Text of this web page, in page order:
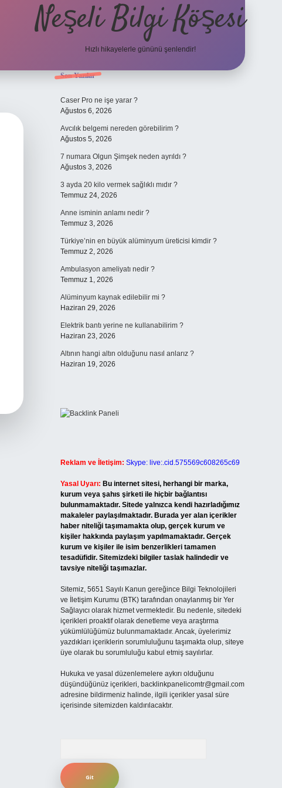
Neşeli Bilgi Köşesi
Hızlı hikayelerle gününü şenlendir!
Sidebar
Son Yazılar
Caser Pro ne işe yarar ?
Ağustos 6, 2026
Avcılık belgemi nereden görebilirim ?
Ağustos 5, 2026
7 numara Olgun Şimşek neden ayrıldı ?
Ağustos 3, 2026
3 ayda 20 kilo vermek sağlıklı mıdır ?
Temmuz 24, 2026
Anne isminin anlamı nedir ?
Temmuz 3, 2026
Türkiye’nin en büyük alüminyum üreticisi kimdir ?
Temmuz 2, 2026
Ambulasyon ameliyatı nedir ?
Temmuz 1, 2026
Alüminyum kaynak edilebilir mi ?
Haziran 29, 2026
Elektrik bantı yerine ne kullanabilirim ?
Haziran 23, 2026
Altının hangi altın olduğunu nasıl anlarız ?
Haziran 19, 2026
Reklam ve İletişim: Skype: live:.cid.575569c608265c69
Yasal Uyarı: Bu internet sitesi, herhangi bir marka,
kurum veya şahıs şirketi ile hiçbir bağlantısı
bulunmamaktadır. Sitede yalnızca kendi hazırladığımız
makaleler paylaşılmaktadır. Burada yer alan içerikler
haber niteliği taşımamakta olup, gerçek kurum ve
kişiler hakkında paylaşım yapılmamaktadır. Gerçek
kurum ve kişiler ile isim benzerlikleri tamamen
tesadüfidir. Sitemizdeki bilgiler taslak halindedir ve
tavsiye niteliği taşımazlar.
Sitemiz, 5651 Sayılı Kanun gereğince Bilgi Teknolojileri
ve İletişim Kurumu (BTK) tarafından onaylanmış bir Yer
Sağlayıcı olarak hizmet vermektedir. Bu nedenle, sitedeki
içerikleri proaktif olarak denetleme veya araştırma
yükümlülüğümüz bulunmamaktadır. Ancak, üyelerimiz
yazdıkları içeriklerin sorumluluğunu taşımakta olup, siteye
üye olarak bu sorumluluğu kabul etmiş sayılırlar.
Hukuka ve yasal düzenlemelere aykırı olduğunu
düşündüğünüz içerikleri, backlinkpanelicomtr@gmail.com
adresine bildirmeniz halinde, ilgili içerikler yasal süre
içerisinde sitemizden kaldırılacaktır.